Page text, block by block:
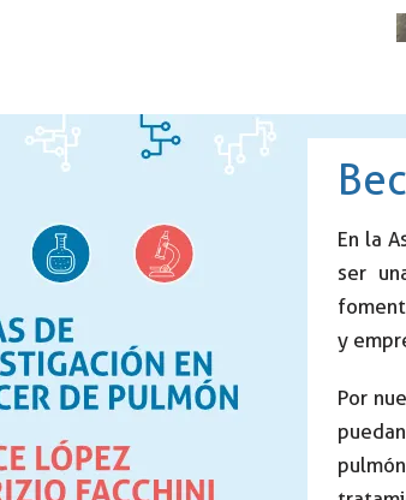
En la
ser
y
Por